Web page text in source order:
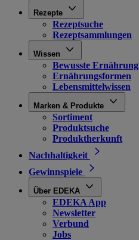
Rezepte
Rezeptsuche
Rezeptsammlungen
Wissen
Bewusste Ernährung
Ernährungsformen
Lebensmittelwissen
Marken & Produkte
Sortiment
Produktsuche
Produktherkunft
Nachhaltigkeit
Gewinnspiele
Über EDEKA
EDEKA App
Newsletter
Verbund
Jobs